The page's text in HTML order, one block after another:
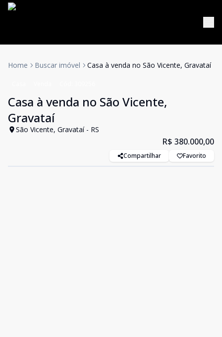
Home Buscar imóvel Casa à venda no São Vicente, Gravataí
Casa à venda no São Vicente,
Gravataí
São Vicente, Gravataí - RS
R$ 380.000,00
Compartilhar Favorito